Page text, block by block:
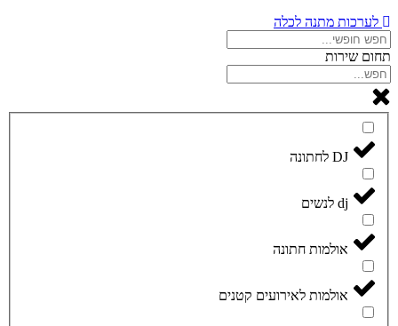
לערכות מתנה לכלה
תחום שירות
DJ לחתונה
dj לנשים
אולמות חתונה
אולמות לאירועים קטנים